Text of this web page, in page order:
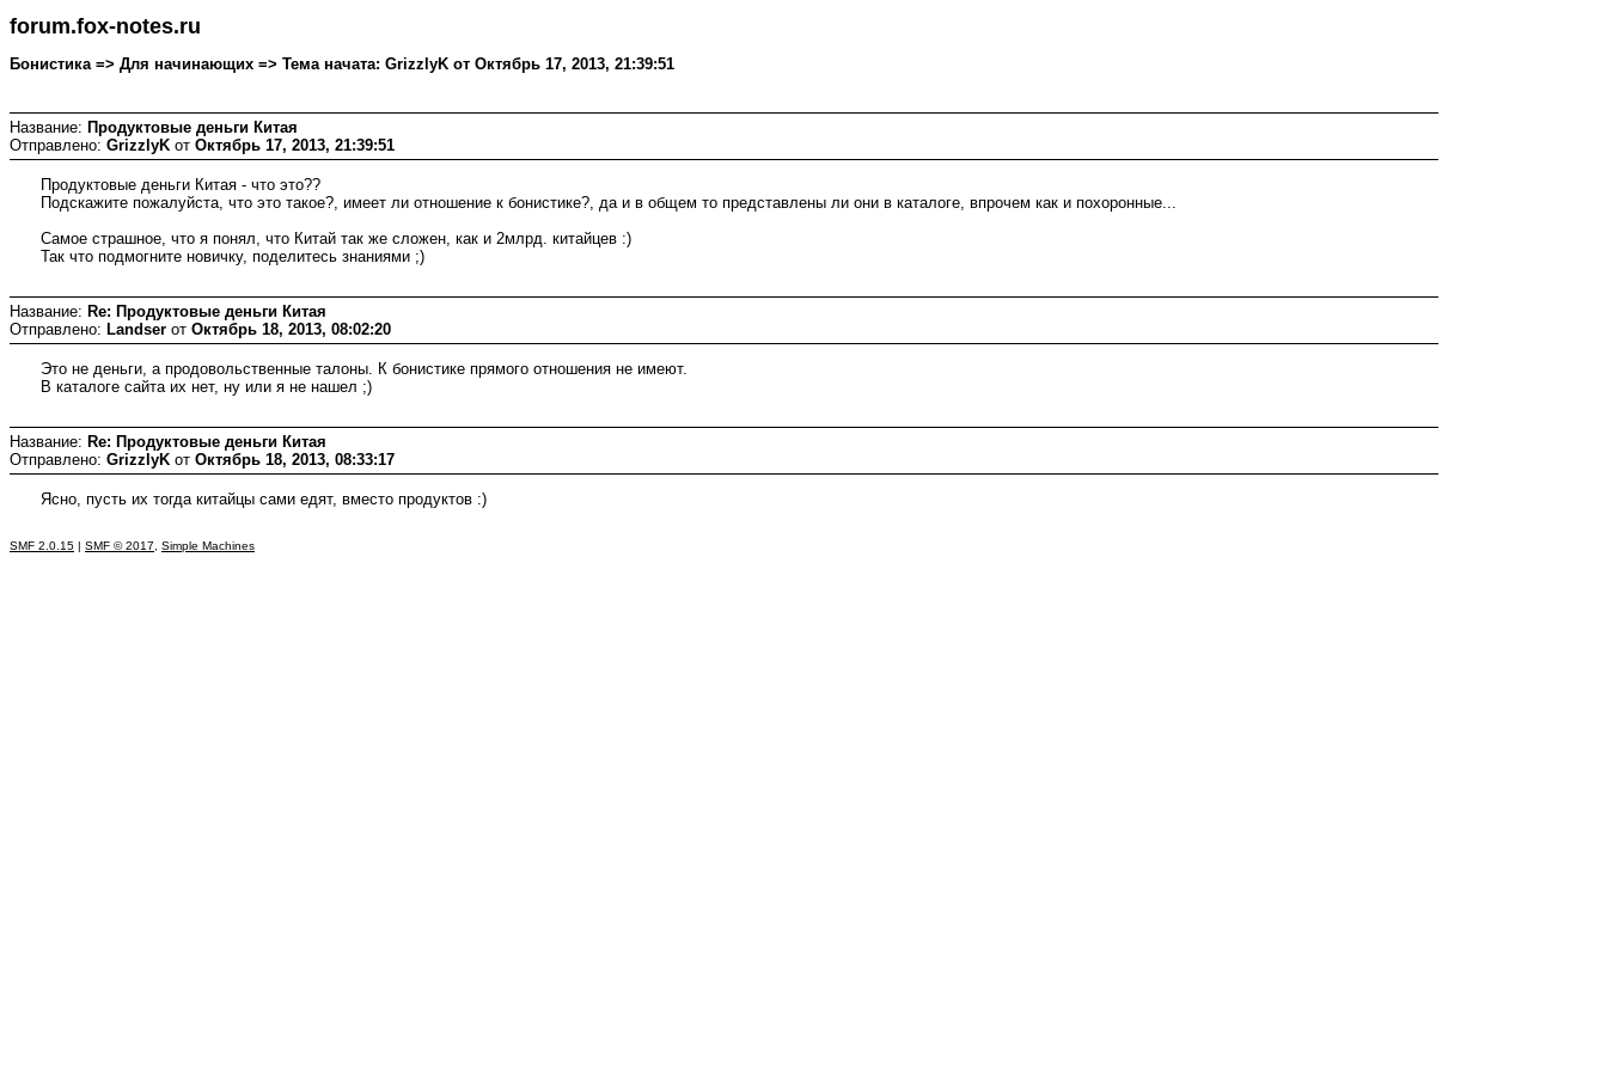
forum.fox-notes.ru
Бонистика => Для начинающих => Тема начата: GrizzlyK от Октябрь 17, 2013, 21:39:51
Название: Продуктовые деньги Китая
Отправлено: GrizzlyK от Октябрь 17, 2013, 21:39:51
Продуктовые деньги Китая - что это??
Подскажите пожалуйста, что это такое?, имеет ли отношение к бонистике?, да и в общем то представлены ли они в каталоге, впрочем как и похоронные...
Самое страшное, что я понял, что Китай так же сложен, как и 2млрд. китайцев :)
Так что подмогните новичку, поделитесь знаниями ;)
Название: Re: Продуктовые деньги Китая
Отправлено: Landser от Октябрь 18, 2013, 08:02:20
Это не деньги, а продовольственные талоны. К бонистике прямого отношения не имеют.
В каталоге сайта их нет, ну или я не нашел ;)
Название: Re: Продуктовые деньги Китая
Отправлено: GrizzlyK от Октябрь 18, 2013, 08:33:17
Ясно, пусть их тогда китайцы сами едят, вместо продуктов :)
SMF 2.0.15 | SMF © 2017 Simple Machines